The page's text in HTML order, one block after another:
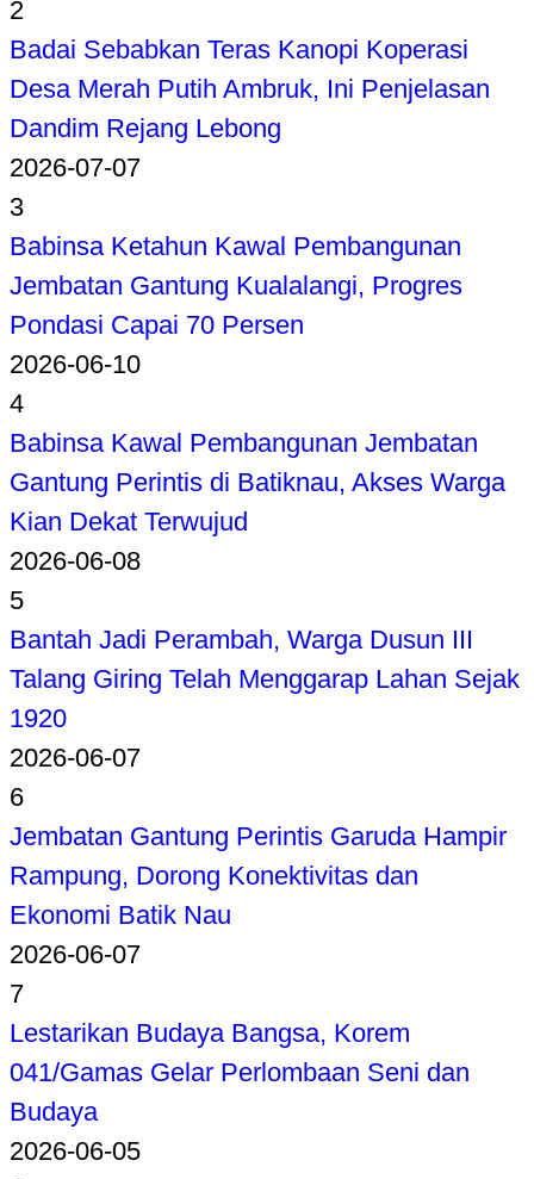
2
Badai Sebabkan Teras Kanopi Koperasi
Desa Merah Putih Ambruk, Ini Penjelasan
Dandim Rejang Lebong
2026-07-07
3
Babinsa Ketahun Kawal Pembangunan
Jembatan Gantung Kualalangi, Progres
Pondasi Capai 70 Persen
2026-06-10
4
Babinsa Kawal Pembangunan Jembatan
Gantung Perintis di Batiknau, Akses Warga
Kian Dekat Terwujud
2026-06-08
5
Bantah Jadi Perambah, Warga Dusun III
Talang Giring Telah Menggarap Lahan Sejak
1920
2026-06-07
6
Jembatan Gantung Perintis Garuda Hampir
Rampung, Dorong Konektivitas dan
Ekonomi Batik Nau
2026-06-07
7
Lestarikan Budaya Bangsa, Korem
041/Gamas Gelar Perlombaan Seni dan
Budaya
2026-06-05